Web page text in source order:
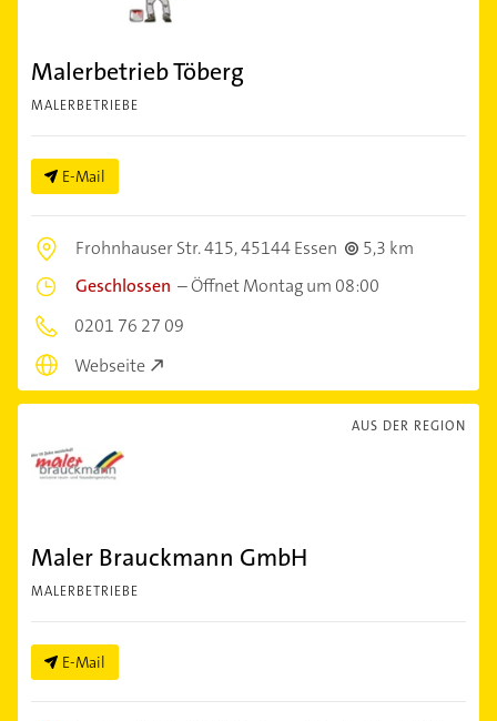
Malerbetrieb Töberg
MALERBETRIEBE
E-Mail
Frohnhauser Str. 415,45144 Essen
5,3 km
Geschlossen –Öffnet Montag um 08:00
0201 76 27 09
Webseite
AUS DER REGION
Maler Brauckmann GmbH
MALERBETRIEBE
E-Mail